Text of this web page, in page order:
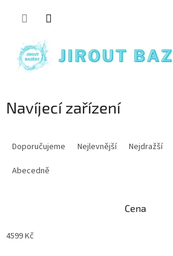
Navíjecí zařízení
Doporučujeme Nejlevnější Nejdražší
Abecedně
Cena
4599Kč